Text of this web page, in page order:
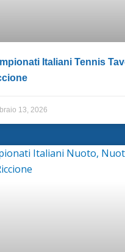
Italiani Tennis
13, 2026